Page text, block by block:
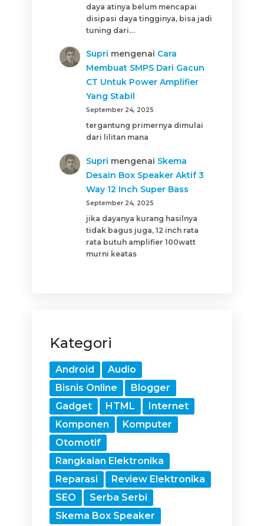
daya atinya belum mencapai
disipasi daya tingginya, bisa jadi
tuning dari…
Supri mengenai Cara
Membuat SMPS Dari Gacun
CT Untuk Power Amplifier
Yang Stabil
September 24, 2025
tergantung primernya dimulai
dari lilitan mana
Supri mengenai Skema
Desain Box Speaker Aktif 3
Way 12 Inch Super Bass
September 24, 2025
jika dayanya kurang hasilnya
tidak bagus juga, 12 inch rata
rata butuh amplifier 100watt
murni keatas
Kategori
Android
Audio
Bisnis Online
Blogger
Gadget
HTML
Internet
Komponen
Komputer
Otomotif
Rangkaian Elektronika
Reparasi
Review Elektronika
SEO
Serba Serbi
Skema Box Speaker